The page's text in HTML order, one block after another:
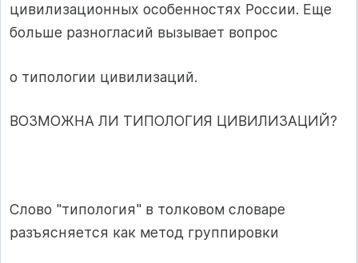
цивилизационных особенностях России. Еще
больше разногласий вызывает вопрос
о типологии цивилизаций.
ВОЗМОЖНА ЛИ ТИПОЛОГИЯ ЦИВИЛИЗАЦИЙ?
Слово "типология" в толковом словаре
разъясняется как метод группировки